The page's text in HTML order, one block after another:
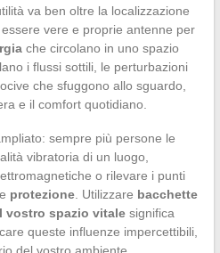
va ben oltre la localizzazione
vere e proprie antenne per
che circolano in uno spazio
i flussi sottili, le perturbazioni
che sfuggono allo sguardo,
e il comfort quotidiano.
sempre più persone le
vibratoria di un luogo,
o rilevare i punti
protezione. Utilizzare bacchette
vostro spazio vitalesignifica
queste influenze impercettibili,